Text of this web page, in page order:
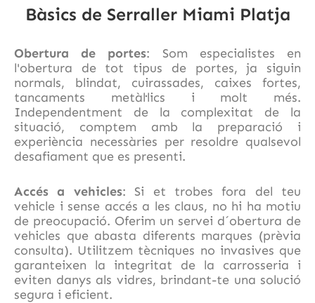
Bàsics de Serraller Miami Platja
Obertura de portes: Som especialistes en
l'obertura de tot tipus de portes, ja siguin
normals, blindat, cuirassades, caixes fortes,
tancaments metàl·lics i molt més.
Independentment de la complexitat de la
situació, comptem amb la preparació i
experiència necessàries per resoldre qualsevol
desafiament que es presenti.
Accés a vehicles: Si et trobes fora del teu
vehicle i sense accés a les claus, no hi ha motiu
de preocupació. Oferim un servei d´obertura de
vehicles que abasta diferents marques (prèvia
consulta). Utilitzem tècniques no invasives que
garanteixen la integritat de la carrosseria i
eviten danys als vidres, brindant-te una solució
segura i eficient.